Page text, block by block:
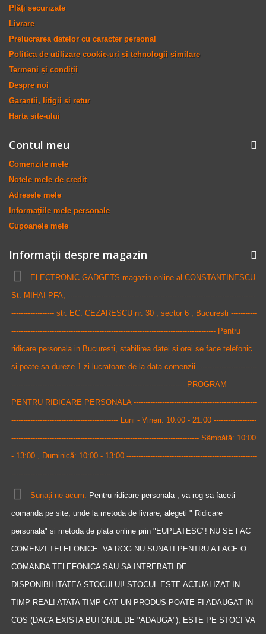
Plăți securizate
Livrare
Prelucrarea datelor cu caracter personal
Politica de utilizare cookie-uri și tehnologii similare
Termeni și condiții
Despre noi
Garantii, litigii si retur
Harta site-ului
Contul meu
Comenzile mele
Notele mele de credit
Adresele mele
Informaţiile mele personale
Cupoanele mele
Informații despre magazin
ELECTRONIC GADGETS magazin online al CONSTANTINESCU
St. MIHAI PFA, -------------------------------------------------------------------------------
------------------ str. EC. CEZARESCU nr. 30 , sector 6 , Bucuresti -----------
-------------------------------------------------------------------------------------- Pentru
ridicare personala in Bucuresti, stabilirea datei si orei se face telefonic
si poate sa dureze 1 zi lucratoare de la data comenzii. ------------------------
------------------------------------------------------------------------- PROGRAM
PENTRU RIDICARE PERSONALA ----------------------------------------------------
--------------------------------------------- Luni - Vineri: 10:00 - 21:00 ------------------
------------------------------------------------------------------------------- Sâmbătă: 10:00
- 13:00 , Duminică: 10:00 - 13:00 -------------------------------------------------------
------------------------------------------
Sunați-ne acum: Pentru ridicare personala , va rog sa faceti
comanda pe site, unde la metoda de livrare, alegeti " Ridicare
personala" si metoda de plata online prin "EUPLATESC"! NU SE FAC
COMENZI TELEFONICE. VA ROG NU SUNATI PENTRU A FACE O
COMANDA TELEFONICA SAU SA INTREBATI DE
DISPONIBILITATEA STOCULUI! STOCUL ESTE ACTUALIZAT IN
TIMP REAL! ATATA TIMP CAT UN PRODUS POATE FI ADAUGAT IN
COS (DACA EXISTA BUTONUL DE "ADAUGA"), ESTE PE STOC! VA